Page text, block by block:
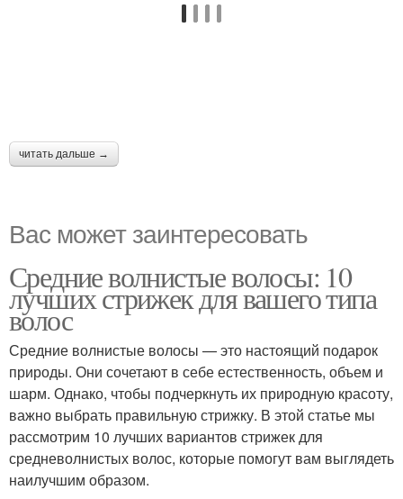
читать дальше →
Вас может заинтересовать
Средние волнистые волосы: 10
лучших стрижек для вашего типа
волос
Средние волнистые волосы — это настоящий подарок
природы. Они сочетают в себе естественность, объем и
шарм. Однако, чтобы подчеркнуть их природную красоту,
важно выбрать правильную стрижку. В этой статье мы
рассмотрим 10 лучших вариантов стрижек для
средневолнистых волос, которые помогут вам выглядеть
наилучшим образом.